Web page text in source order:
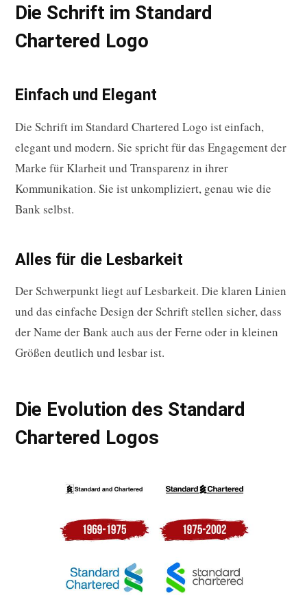
Die Schrift im Standard
Chartered Logo
Einfach und Elegant
Die Schrift im Standard Chartered Logo ist einfach,
elegant und modern. Sie spricht für das Engagement der
Marke für Klarheit und Transparenz in ihrer
Kommunikation. Sie ist unkompliziert, genau wie die
Bank selbst.
Alles für die Lesbarkeit
Der Schwerpunkt liegt auf Lesbarkeit. Die klaren Linien
und das einfache Design der Schrift stellen sicher, dass
der Name der Bank auch aus der Ferne oder in kleinen
Größen deutlich und lesbar ist.
Die Evolution des Standard
Chartered Logos